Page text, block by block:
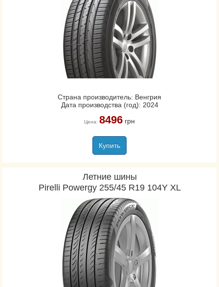
Страна производитель: Венгрия
Дата производства (год): 2024
Цена: 8496грн
Купить
Летние шины
Pirelli Powergy 255/45 R19 104Y XL